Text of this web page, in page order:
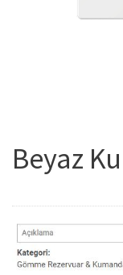
Beyaz